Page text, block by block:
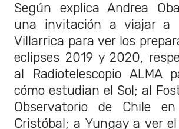
Según explica Andrea
una invitación a viajar a
Villarrica para ver los
eclipses 2019 y 2020,
al Radiotelescopio ALMA
cómo estudian el Sol; al
Observatorio de Chile
Cristóbal; a Yungay a ver